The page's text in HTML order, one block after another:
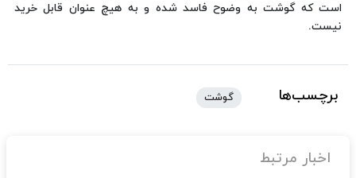
است که گوشت به وضوح فاسد شده و به هیچ عنوان قابل خرید
نیست.
برچسب‌ها گوشت
اخبار مرتبط